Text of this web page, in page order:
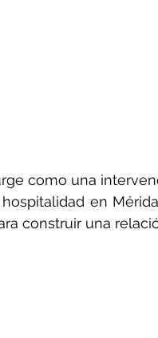
como una
en Mérida
construir una